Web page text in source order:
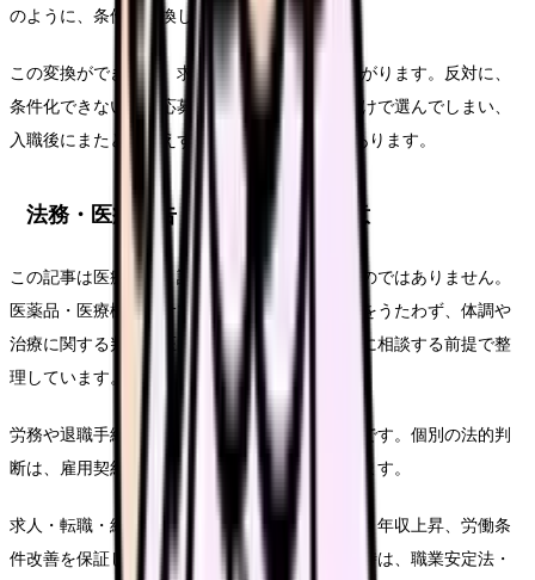
のように、条件へ変換します。
この変換ができると、求人を見る時の精度が上がります。反対に、
条件化できないまま応募すると、給与や通勤だけで選んでしまい、
入職後にまたとりあえず3年が再燃することがあります。
法務・医療広告・求人広告上の注意
この記事は医療行為、診断、治療効果を示すものではありません。
医薬品・医療機器・サプリメント等の効能効果をうたわず、体調や
治療に関する判断は医師・薬剤師などの専門職に相談する前提で整
理しています。
労務や退職手続きに関わる部分は一般的な整理です。個別の法的判
断は、雇用契約、就業規則、事実関係で変わります。
求人・転職・給与に関する内容は、内定、採用、年収上昇、労働条
件改善を保証しません。求人票や紹介文を見る時は、職業安定法・